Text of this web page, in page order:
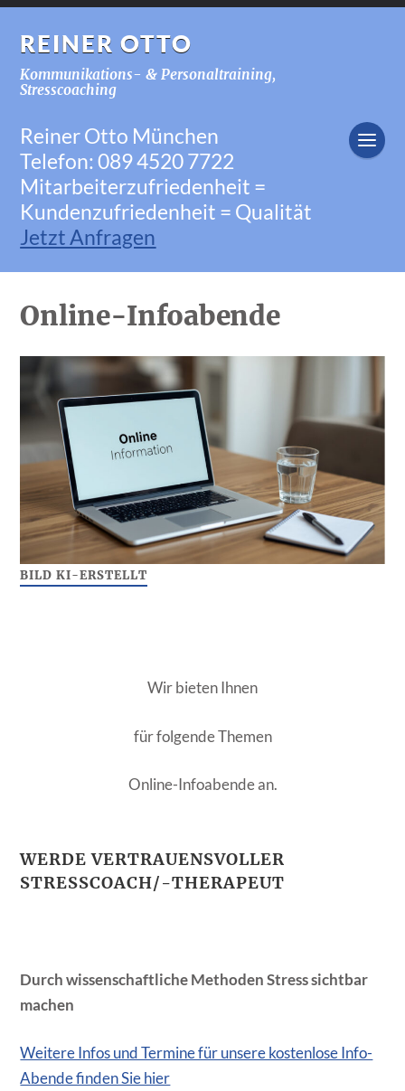
REINER OTTO
Kommunikations- & Personaltraining,
Stresscoaching
Reiner Otto München
Telefon: 089 4520 7722
Mitarbeiterzufriedenheit =
Kundenzufriedenheit = Qualität
Jetzt Anfragen
Online-Infoabende
BILD KI-ERSTELLT
Wir bieten Ihnen
für folgende Themen
Online-Infoabende an.
WERDE VERTRAUENSVOLLER
STRESSCOACH/-THERAPEUT
Durch wissenschaftliche Methoden Stress sichtbar
machen
Weitere Infos und Termine für unsere kostenlose Info-
Abende finden Sie hier